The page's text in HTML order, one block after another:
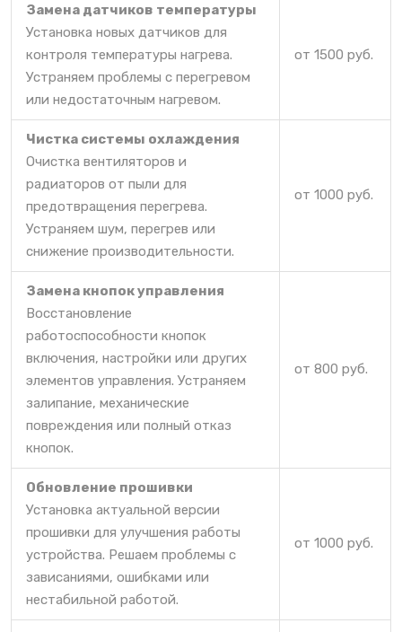
Замена датчиков температуры
Установка новых датчиков для
контроля температуры нагрева.
Устраняем проблемы с перегревом
или недостаточным нагревом.
от 1500 руб.
Чистка системы охлаждения
Очистка вентиляторов и
радиаторов от пыли для
предотвращения перегрева.
Устраняем шум, перегрев или
снижение производительности.
от 1000 руб.
Замена кнопок управления
Восстановление
работоспособности кнопок
включения, настройки или других
элементов управления. Устраняем
залипание, механические
повреждения или полный отказ
кнопок.
от 800 руб.
Обновление прошивки
Установка актуальной версии
прошивки для улучшения работы
устройства. Решаем проблемы с
зависаниями, ошибками или
нестабильной работой.
от 1000 руб.